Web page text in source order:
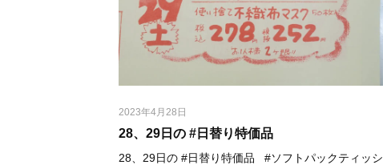
2023年4月28日
28、29日の #日替り特価品 ⁡
28、29日の #日替り特価品 ⁡ ⁡ #ソフトパックティッシ